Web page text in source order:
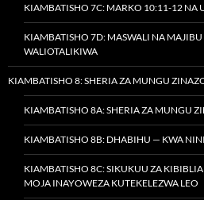
KIAMBATISHO 7C: MARKO 10:11-12 NA
KIAMBATISHO 7D: MASWALI NA
WALIOTALIKIWA
KIAMBATISHO 8: SHERIA ZA MUNGU
KIAMBATISHO 8A: SHERIA ZA MUNGU
KIAMBATISHO 8B: DHABIHU — KWA
KIAMBATISHO 8C: SIKUKUU ZA
MOJA INAYOWEZA KUTEKELEZWA LEO